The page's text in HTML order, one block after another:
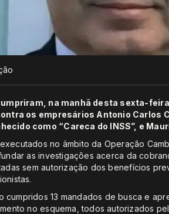
na manhã desta sexta-
os empresários Antonio Carlos
como “Careca do INSS”, e
no âmbito da Operação
as investigações acerca da
sem autorização dos benefícios
cumpridos 13 mandados de busca e
no esquema, todos autorizados